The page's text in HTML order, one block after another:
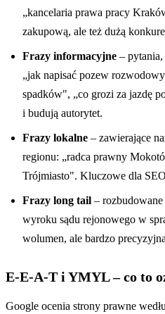
„kancelaria prawa pracy
zakupową, ale też dużą
Frazy informacyjne –
„jak napisać pozew
spadków", „co grozi za jazdę
i budują autorytet.
Frazy lokalne – zawierające
regionu: „radca prawny
Trójmiasto". Kluczowe dla
Frazy long tail – rozbudowane
wyroku sądu rejonowego w
wolumen, ale bardzo
E-E-A-T i YMYL – co to
Google ocenia strony prawne